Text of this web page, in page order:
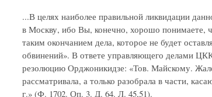
...В целях наиболее правильной ликвидации
в Москву, ибо Вы, конечно, хорошо понимаете,
таким окончанием дела, которое не будет
обвинений». В ответе управляющего делами
резолюцию Орджоникидзе: «Тов. Майскому.
рассматривала, а только разобрала в части,
г.» (Ф. 1702. Оп. 3. Д. 64. Л. 45,51).